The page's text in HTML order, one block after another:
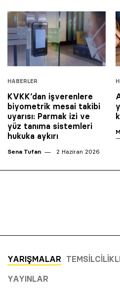
HABERLER
KVKK’dan işverenlere
biyometrik mesai takibi
uyarısı: Parmak izi ve
yüz tanıma sistemleri
hukuka aykırı
Sena Tufan 2 Haziran 2026
YARIŞMALAR
YAYINLAR